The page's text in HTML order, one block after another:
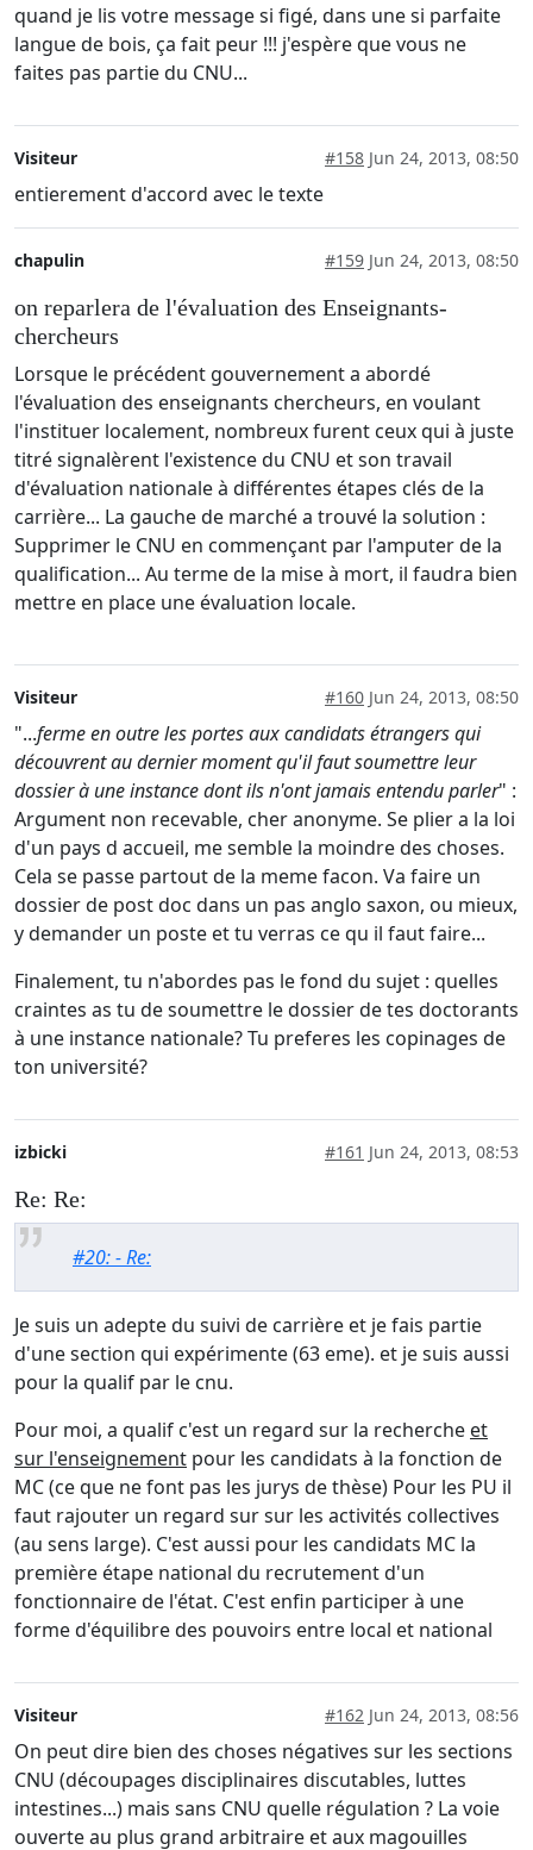
quand je lis votre message si figé, dans une si parfaite
langue de bois, ça fait peur !!! j'espère que vous ne
faites pas partie du CNU...
Visiteur #158 Jun 24, 2013, 08:50
entierement d'accord avec le texte
chapulin #159 Jun 24, 2013, 08:50
on reparlera de l'évaluation des Enseignants-
chercheurs
Lorsque le précédent gouvernement a abordé
l'évaluation des enseignants chercheurs, en voulant
l'instituer localement, nombreux furent ceux qui à juste
titré signalèrent l'existence du CNU et son travail
d'évaluation nationale à différentes étapes clés de la
carrière... La gauche de marché a trouvé la solution :
Supprimer le CNU en commençant par l'amputer de la
qualification... Au terme de la mise à mort, il faudra bien
mettre en place une évaluation locale.
Visiteur #160 Jun 24, 2013, 08:50
"...ferme en outre les portes aux candidats étrangers qui
découvrent au dernier moment qu'il faut soumettre leur
dossier à une instance dont ils n'ont jamais entendu parler" :
Argument non recevable, cher anonyme. Se plier a la loi
d'un pays d accueil, me semble la moindre des choses.
Cela se passe partout de la meme facon. Va faire un
dossier de post doc dans un pas anglo saxon, ou mieux,
y demander un poste et tu verras ce qu il faut faire...
Finalement, tu n'abordes pas le fond du sujet : quelles
craintes as tu de soumettre le dossier de tes doctorants
à une instance nationale? Tu preferes les copinages de
ton université?
izbicki #161 Jun 24, 2013, 08:53
Re: Re:
#20: - Re:
Je suis un adepte du suivi de carrière et je fais partie
d'une section qui expérimente (63 eme). et je suis aussi
pour la qualif par le cnu.
Pour moi, a qualif c'est un regard sur la recherche et
sur l'enseignement pour les candidats à la fonction de
MC (ce que ne font pas les jurys de thèse) Pour les PU il
faut rajouter un regard sur sur les activités collectives
(au sens large). C'est aussi pour les candidats MC la
première étape national du recrutement d'un
fonctionnaire de l'état. C'est enfin participer à une
forme d'équilibre des pouvoirs entre local et national
Visiteur #162 Jun 24, 2013, 08:56
On peut dire bien des choses négatives sur les sections
CNU (découpages disciplinaires discutables, luttes
intestines...) mais sans CNU quelle régulation ? La voie
ouverte au plus grand arbitraire et aux magouilles